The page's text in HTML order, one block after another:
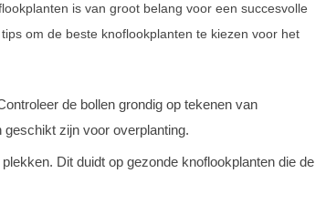
is van groot belang voor een succesvolle
om de beste knoflookplanten te kiezen voor het
de bollen grondig op tekenen van
zijn voor overplanting.
Dit duidt op gezonde knoflookplanten die de